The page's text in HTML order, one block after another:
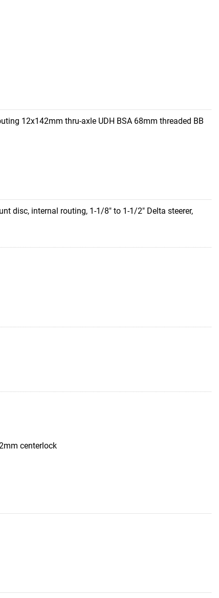
12x142mm thru-axle UDH BSA 68mm threaded BB
disc, internal routing, 1-1/8" to 1-1/2" Delta steerer,
centerlock